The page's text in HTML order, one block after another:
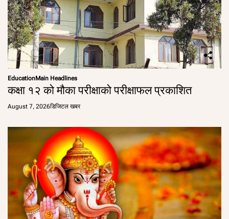
EducationMain Headlines
कक्षा १२ को मौका परीक्षाको परीक्षाफल प्रकाशित
August 7, 2026डिजिटल खबर